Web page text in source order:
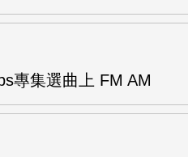
專集選曲上 FM AM